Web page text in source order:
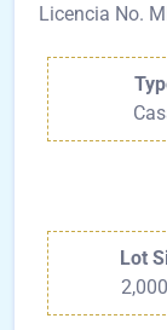
Licencia No.
Lot